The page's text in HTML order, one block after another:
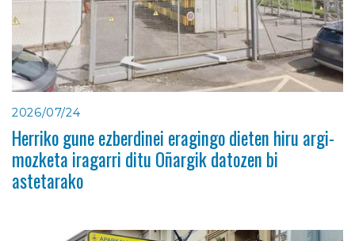
2026/07/24
Herriko gune ezberdinei eragingo dieten hiru argi-
mozketa iragarri ditu Oñargik datozen bi
astetarako